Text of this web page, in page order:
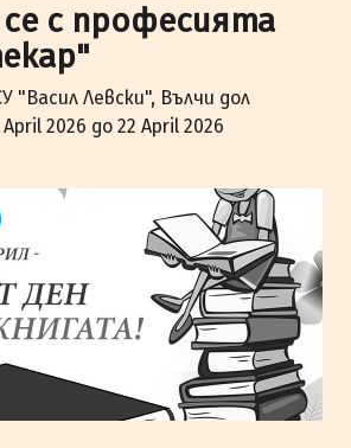
с професията
"Васил Левски", Вълчи дол
2026 до 22 April 2026